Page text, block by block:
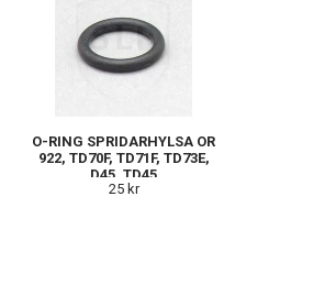
O-RING SPRIDARHYLSA OR
922, TD70F, TD71F, TD73E,
D45, TD45
25 kr